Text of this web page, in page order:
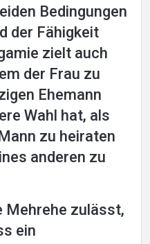
Bedingungen
der Fähigkeit
zielt auch
der Frau zu
Ehemann
Wahl hat, als
zu heiraten
anderen zu
Mehrehe zulässt,
ein